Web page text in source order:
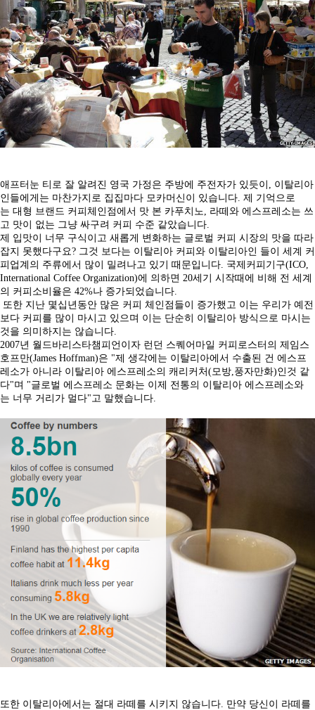
애프터눈 티로 잘 알려진 영국 가정은 주방에 주전자가 있듯이, 이탈리아
인들에게는 마찬가지로 집집마다 모카머신이 있습니다. 제 기억으로
는 대형 브랜드 커피체인점에서 맛 본 카푸치노, 라떼와 에스프레소는 쓰
고 맛이 없는 그냥 싸구려 커피 수준 같았습니다.
제 입맛이 너무 구식이고 새롭게 변화하는 글로벌 커피 시장의 맛을 따라
잡지 못했다구요? 그것 보다는 이탈리아 커피와 이탈리아인 들이 세계 커
피업계의 주류에서 많이 밀려나고 있기 때문입니다. 국제커피기구(ICO,
International Coffee Organization)에 의하면 20세기 시작때에 비해 전 세계
의 커피소비율은 42%나 증가되었습니다.
또한 지난 몇십년동안 많은 커피 체인점들이 증가했고 이는 우리가 예전
보다 커피를 많이 마시고 있으며 이는 단순히 이탈리아 방식으로 마시는
것을 의미하지는 않습니다.
2007년 월드바리스타챔피언이자 런던 스퀘어마일 커피로스터의 제임스
호프만(James Hoffman)은 "제 생각에는 이탈리아에서 수출된 건 에스프
레소가 아니라 이탈리아 에스프레소의 캐리커처(모방,풍자만화)인것 같
다"며 "글로벌 에스프레소 문화는 이제 전통의 이탈리아 에스프레소와
는 너무 거리가 멀다"고 말했습니다.
또한 이탈리아에서는 절대 라떼를 시키지 않습니다. 만약 당신이 라떼를